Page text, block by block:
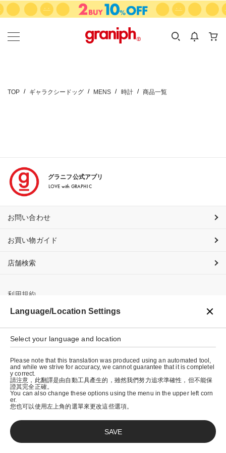
カテゴリーから探す
KIDS
カテゴリ
サイズ
TOP ギャラクシードッグ MENS 時計 商品一覧
グラニフ公式アプリ
LOVE with GRAPHIC
お問い合わせ
お買い物ガイド
店舗検索
利用規約
プライバシーポリシー
特定商取引法に基づく表示
会社概要
© graniph inc.
Language/Location Settings
Select your language and location
Please note that this translation was produced using an automated tool,
and while we strive for accuracy, we cannot guarantee that it is completel
y correct.
請注意，此翻譯是由自動工具產生的，雖然我們努力追求準確性，但不能保
證其完全正確。
You can also change these options using the menu in the upper left corn
er.
您也可以使用左上角的選單來更改這些選項。
SAVE